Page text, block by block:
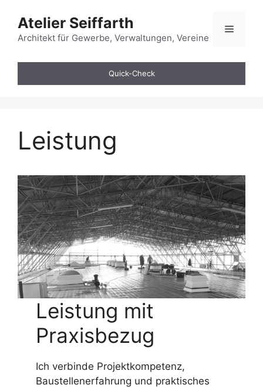
Inhalt
springen
Atelier Seiffarth
Architekt für Gewerbe, Verwaltungen, Vereine
Menü
Quick-Check
Leistung
Leistung mit
Praxisbezug
Ich verbinde Projektkompetenz,
Baustellenerfahrung und praktisches